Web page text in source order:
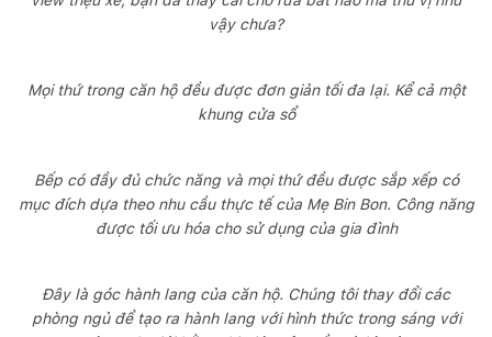
vậy chưa?
Mọi thứ trong căn hộ đều được đơn giản tối đa lại. Kể cả một
khung cửa sổ
Bếp có đầy đủ chức năng và mọi thứ đều được sắp xếp có
mục đích dựa theo nhu cầu thực tế của Mẹ Bin Bon. Công năng
được tối ưu hóa cho sử dụng của gia đình
Đây là góc hành lang của căn hộ. Chúng tôi thay đổi các
phòng ngủ để tạo ra hành lang với hình thức trong sáng với